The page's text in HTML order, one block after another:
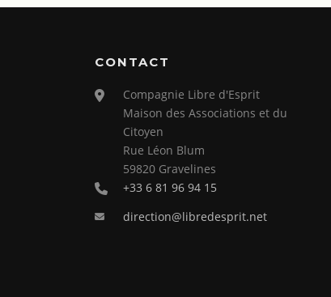
CONTACT
Compagnie Libre d'Esprit
Maison des Associations et du
Citoyen
Rue Léon Blum
59820 Gravelines
+33 6 81 96 94 15
direction@libredesprit.net